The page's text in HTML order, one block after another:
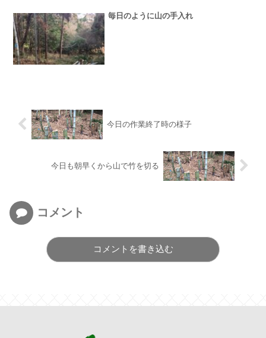
毎日のように山の手入れ
今日の作業終了時の様子
今日も朝早くから山で竹を切る
コメント
コメントを書き込む